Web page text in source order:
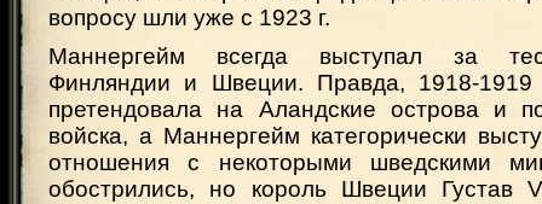
вопросу шли уже с 1923 г.
Маннергейм всегда выступал за
Финляндии и Швеции. Правда, 1918-1919
претендовала на Аландские острова и
войска, а Маннергейм категорически
отношения с некоторыми шведскими
обострились, но король Швеции Густав